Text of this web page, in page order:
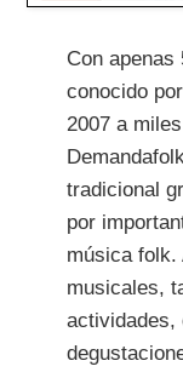
Con apenas
conocido
2007 a
tradicional
por
música folk.
musicales,
actividades,